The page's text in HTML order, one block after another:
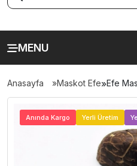
MENU
Anasayfa Maskot Efe»Efe
Anında Kargo Yerli Üretim